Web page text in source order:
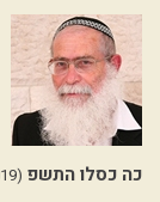
כה כסלו התשפ (23.12.2019)